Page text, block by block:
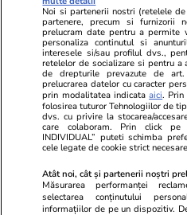
Unica.ro
Program TV
Avantaje
Gazeta
Stiri
Calculator
Ajută Copiii
Pariază responsabil!
Jocurile de noroc
© 2026 Ringier Romania.
Noi si partenerii nostri (retelele
partenere, precum si furnizorii
prelucram date pentru a permite
personaliza continutul si
interesele si/sau profilul dvs.,
retelelor de socializare si pentru a
de drepturile prevazute de
prelucrarea datelor cu caracter
prin modalitatea indicataaici. Prin
folosirea tuturor Tehnologiilor de
dvs. cu privire la stocarea/
care colaboram. Prin click pe
INDIVIDUAL” puteti schimba
cele legate de cookie strict
Atât noi, cât și partenerii noștri
Măsurarea performanței
selectarea conținutului
informațiilor de pe un dispozitiv.